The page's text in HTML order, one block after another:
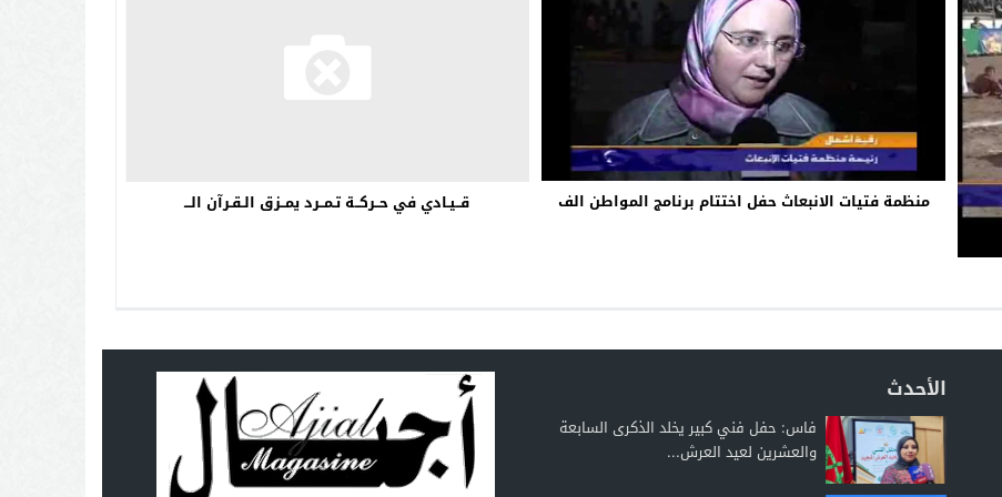
منظمة فتيات الانبعاث حفل اختتام برنامج المواطن الف قــيـادي في حــركــة تـمــرد يمــزق الـقـرآن الـــ
الأحدث
فاس: حفل فني كبير يخلد الذكرى السابعة
والعشرين لعيد العرش...